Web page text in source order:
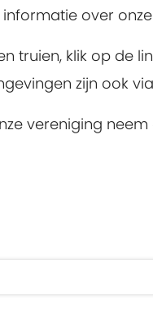
over
truien, klik op de
zijn ook
vereniging